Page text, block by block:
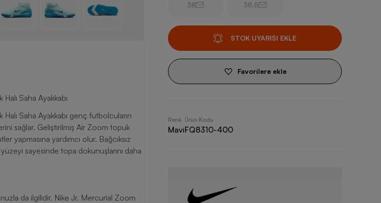
Saha Ayakkabı
Saha Ayakkabı genç futbolcuların
sağlar. Geliştirilmiş Air Zoom topuk
yapmasına yardımcı olur. Bağcıksız
yüzeyi sayesinde topa dokunuşlarını daha
da ilgilidir. Nike Jr. Mercurial Zoom
38 38.5
STOK UYARISI EKLE
Favorilere ekle
Renk
Mavi
Ürün Kodu
FQ8310-400